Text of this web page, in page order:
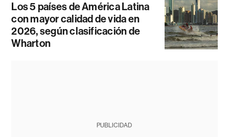
Los 5 países de América Latina
con mayor calidad de vida en
2026, según clasificación de
Wharton
PUBLICIDAD